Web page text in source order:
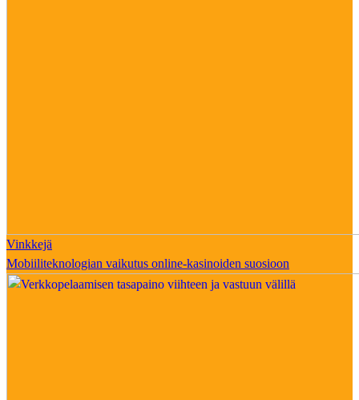
Vinkkejä
Mobiiliteknologian vaikutus online-kasinoiden suosioon